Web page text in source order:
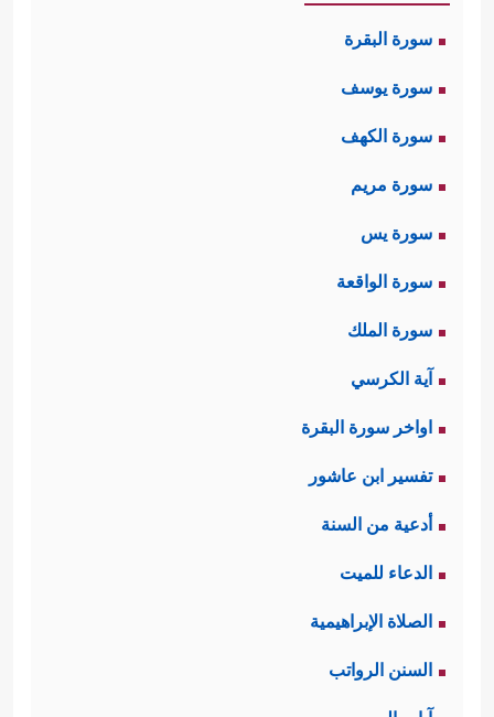
سورة البقرة
سورة يوسف
سورة الكهف
سورة مريم
سورة يس
سورة الواقعة
سورة الملك
آية الكرسي
اواخر سورة البقرة
تفسير ابن عاشور
أدعية من السنة
الدعاء للميت
الصلاة الإبراهيمية
السنن الرواتب